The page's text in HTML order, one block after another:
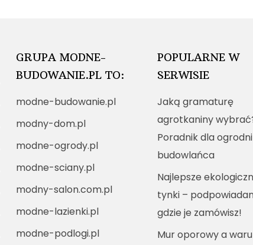
GRUPA MODNE-
BUDOWANIE.PL TO:
modne-budowanie.pl
modny-dom.pl
modne-ogrody.pl
modne-sciany.pl
modny-salon.com.pl
modne-lazienki.pl
modne-podlogi.pl
POPULARNE W
SERWISIE
Jaką gramaturę
agrotkaniny
Poradnik dla
budowlańca
Najlepsze
tynki –
gdzie je zamówisz!
Mur oporowy a